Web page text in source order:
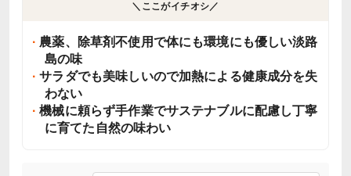
＼ここがイチオシ／
農薬、除草剤不使用で体にも環境にも優しい淡路
島の味
サラダでも美味しいので加熱による健康成分を失
わない
機械に頼らず手作業でサステナブルに配慮し丁寧
に育てた自然の味わい